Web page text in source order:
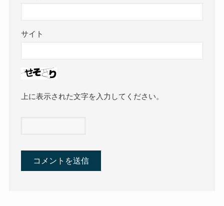
サイト
上に表示された文字を入力してください。